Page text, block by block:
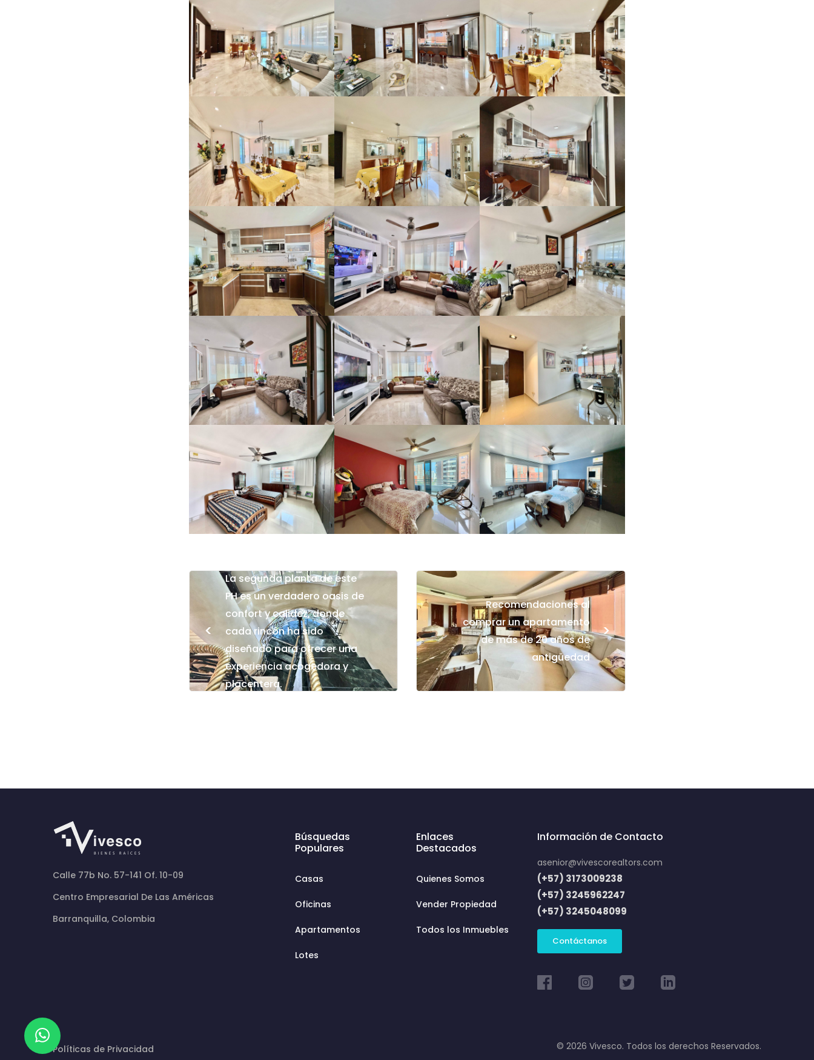
<
La segunda planta de este
PH es un verdadero oasis de
confort y calidez, donde
cada rincón ha sido
diseñado para ofrecer una
experiencia acogedora y
placentera.
Recomendaciones al
comprar un apartamento
de más de 20 años de
antigüedad
>
Calle 77b No. 57-141 Of. 10-09
Centro Empresarial De Las Américas
Barranquilla, Colombia
Búsquedas
Populares
Casas
Oficinas
Apartamentos
Lotes
Enlaces
Destacados
Quienes Somos
Vender Propiedad
Todos los Inmuebles
Información de Contacto
asenior@vivescorealtors.com
(+57) 3173009238
(+57) 3245962247
(+57) 3245048099
Contáctanos
Políticas de Privacidad © 2026 Vivesco. Todos los derechos Reservados.